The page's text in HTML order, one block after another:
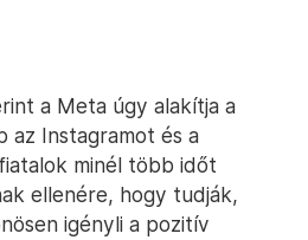
a Meta úgy alakítja a
az Instagramot és a
minél több időt
ellenére, hogy tudják,
igényli a pozitív